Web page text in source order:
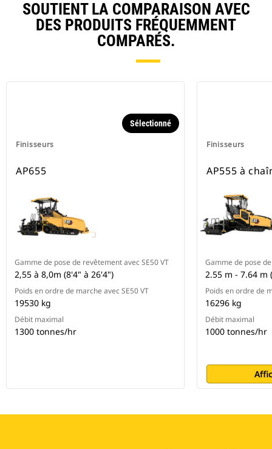
SOUTIENT LA COMPARAISON AVEC
DES PRODUITS FRÉQUEMMENT
COMPARÉS.
Finisseurs
Sélectionné
AP655
Gamme de pose de revêtement avec SE50 VT
2,55 à 8,0m (8'4" à 26'4")
Poids en ordre de marche avec SE50 VT
19530 kg
Débit maximal
1300 tonnes/hr
Finisseurs
AP555 à
Gamme de pose
2.55 m - 7.64 m
Poids en ordre de
16296 kg
Débit maximal
1000 tonnes/hr